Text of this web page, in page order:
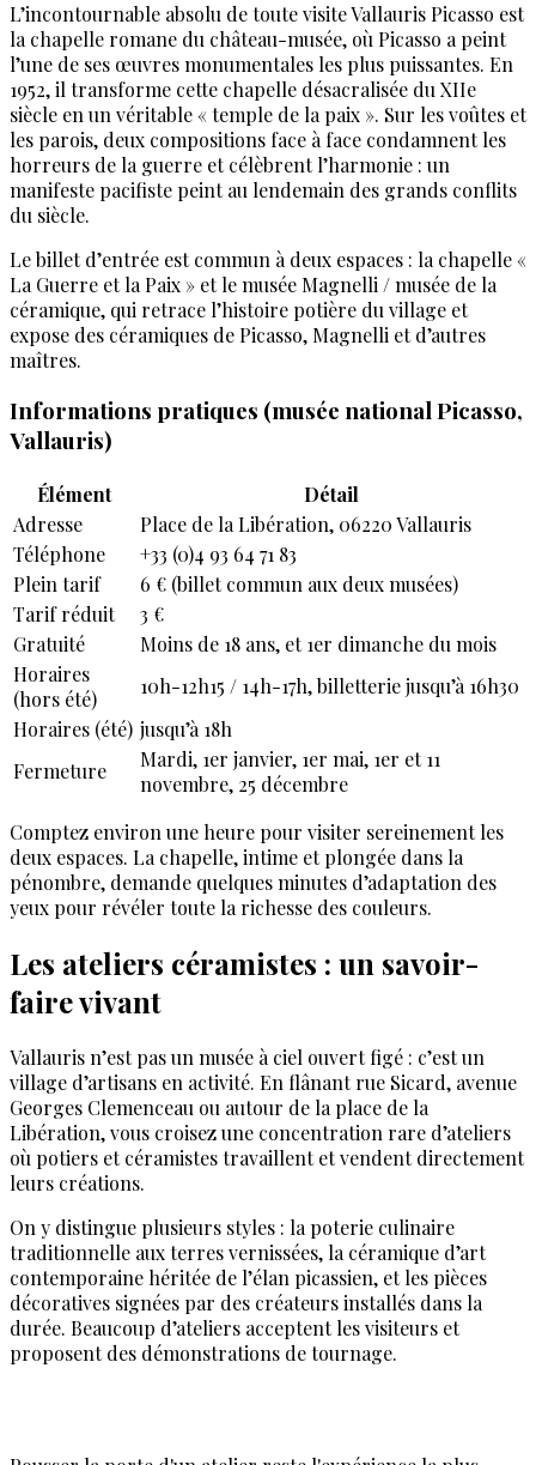
L’incontournable absolu de toute visite Vallauris Picasso est
la chapelle romane du château-musée, où Picasso a peint
l’une de ses œuvres monumentales les plus puissantes. En
1952, il transforme cette chapelle désacralisée du XIIe
siècle en un véritable « temple de la paix ». Sur les voûtes et
les parois, deux compositions face à face condamnent les
horreurs de la guerre et célèbrent l’harmonie : un
manifeste pacifiste peint au lendemain des grands conflits
du siècle.
Le billet d’entrée est commun à deux espaces : la chapelle «
La Guerre et la Paix » et le musée Magnelli / musée de la
céramique, qui retrace l’histoire potière du village et
expose des céramiques de Picasso, Magnelli et d’autres
maîtres.
Informations pratiques (musée national Picasso,
Vallauris)
Élément
Détail
Adresse
Place de la Libération, 06220 Vallauris
Téléphone
+33 (0)4 93 64 71 83
Plein tarif
6 € (billet commun aux deux musées)
Tarif réduit
3 €
Gratuité
Moins de 18 ans, et 1er dimanche du mois
Horaires
(hors été)
10h-12h15 / 14h-17h, billetterie jusqu’à 16h30
Horaires (été) jusqu’à 18h
Fermeture
Mardi, 1er janvier, 1er mai, 1er et 11
novembre, 25 décembre
Comptez environ une heure pour visiter sereinement les
deux espaces. La chapelle, intime et plongée dans la
pénombre, demande quelques minutes d’adaptation des
yeux pour révéler toute la richesse des couleurs.
Les ateliers céramistes : un savoir-
faire vivant
Vallauris n’est pas un musée à ciel ouvert figé : c’est un
village d’artisans en activité. En flânant rue Sicard, avenue
Georges Clemenceau ou autour de la place de la
Libération, vous croisez une concentration rare d’ateliers
où potiers et céramistes travaillent et vendent directement
leurs créations.
On y distingue plusieurs styles : la poterie culinaire
traditionnelle aux terres vernissées, la céramique d’art
contemporaine héritée de l’élan picassien, et les pièces
décoratives signées par des créateurs installés dans la
durée. Beaucoup d’ateliers acceptent les visiteurs et
proposent des démonstrations de tournage.